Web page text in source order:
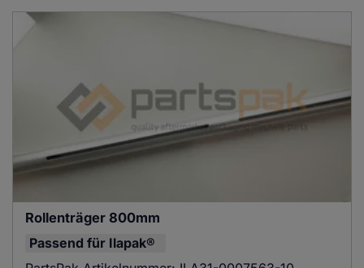
Rollenträger 800mm
Passend für Ilapak®